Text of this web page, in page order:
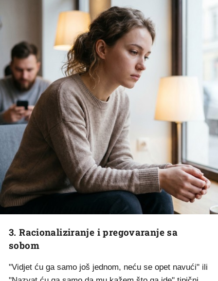
3. Racionaliziranje i pregovaranje sa
sobom
"Vidjet ću ga samo još jednom, neću se opet navući" ili